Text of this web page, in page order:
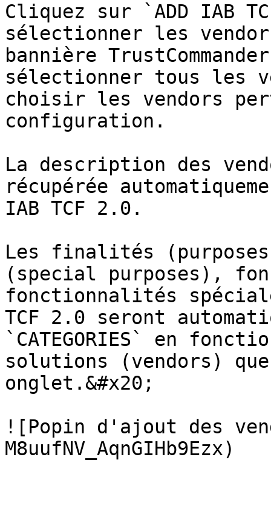
Cliquez sur `ADD IAB
sélectionner les
bannière
sélectionner tous les
choisir les vendors
configuration.
La description des
récupérée
IAB TCF 2.0.
Les finalités
(special purposes),
fonctionnalités
TCF 2.0 seront
`CATEGORIES` en
solutions (vendors)
onglet.&#x20;
![Popin d'ajout des